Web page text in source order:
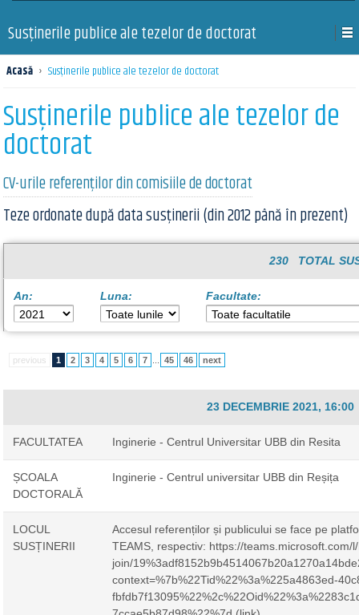
Susţinerile publice ale tezelor de doctorat
Acasă › Susţinerile publice ale tezelor de doctorat
Susţinerile publice ale tezelor de
doctorat
CV-urile referenților din comisiile de doctorat
Teze ordonate după data susținerii (din 2012 până în prezent)
230 TOTAL
An: Luna: Facultate:
previous 1 2 3 4 5 6 7 45 46 next
23 DECEMBRIE 2021, 16:00
FACULTATEA Inginerie - Centrul Universitar UBB din Resita
ȘCOALA
DOCTORALĂ
Inginerie - Centrul universitar UBB din Reșița
LOCUL
SUSȚINERII
Accesul referenților și publicului se face pe
TEAMS, respectiv: https://teams.microsoft.com/
join/
context=%7b%22Tid%22%3a%225a4863ed-